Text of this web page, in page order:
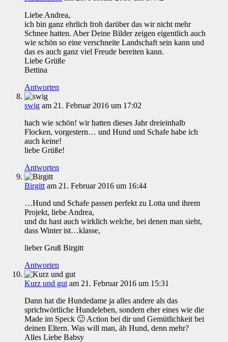
Liebe Andrea,
ich bin ganz ehrlich froh darüber das wir nicht mehr
Schnee hatten. Aber Deine Bilder zeigen eigentlich auch
wie schön so eine verschneite Landschaft sein kann und
das es auch ganz viel Freude bereiten kann.
Liebe Grüße
Bettina
Antworten
swig am 21. Februar 2016 um 17:02
hach wie schön! wir hatten dieses Jahr dreieinhalb
Flocken, vorgestern… und Hund und Schafe habe ich
auch keine!
liebe Grüße!
Antworten
Birgitt am 21. Februar 2016 um 16:44
…Hund und Schafe passen perfekt zu Lotta und ihrem
Projekt, liebe Andrea,
und du hast auch wirklich welche, bei denen man sieht,
dass Winter ist…klasse,
lieber Gruß Birgitt
Antworten
Kurz und gut am 21. Februar 2016 um 15:31
Dann hat die Hundedame ja alles andere als das
sprichwörtliche Hundeleben, sondern eher eines wie die
Made im Speck 🙂 Action bei dir und Gemütlichkeit bei
deinen Eltern. Was will man, äh Hund, denn mehr?
Alles Liebe Babsy